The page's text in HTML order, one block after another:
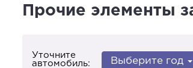
Прочие элементы
Уточните
автомобиль:
Выберите год